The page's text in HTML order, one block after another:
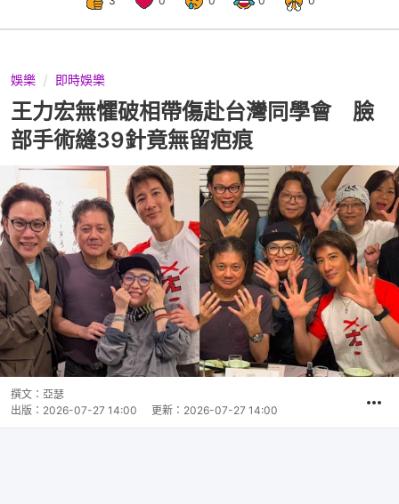
娛樂 即時娛樂
王力宏無懼破相帶傷赴台灣同學會 臉
部手術縫39針竟無留疤痕
撰文： 亞瑟
出版： 2026-07-27 14:00 更新： 2026-07-27 14:00